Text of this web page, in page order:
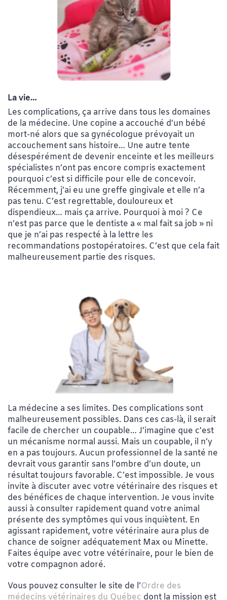
La vie…
Les complications, ça arrive dans tous les domaines
de la médecine. Une copine a accouché d’un bébé
mort-né alors que sa gynécologue prévoyait un
accouchement sans histoire… Une autre tente
désespérément de devenir enceinte et les meilleurs
spécialistes n’ont pas encore compris exactement
pourquoi c’est si difficile pour elle de concevoir.
Récemment, j’ai eu une greffe gingivale et elle n’a
pas tenu. C’est regrettable, douloureux et
dispendieux… mais ça arrive. Pourquoi à moi ? Ce
n’est pas parce que le dentiste a « mal fait sa job » ni
que je n’ai pas respecté à la lettre les
recommandations postopératoires. C’est que cela fait
malheureusement partie des risques.
La médecine a ses limites. Des complications sont
malheureusement possibles. Dans ces cas-là, il serait
facile de chercher un coupable… J’imagine que c’est
un mécanisme normal aussi. Mais un coupable, il n’y
en a pas toujours. Aucun professionnel de la santé ne
devrait vous garantir sans l’ombre d’un doute, un
résultat toujours favorable. C’est impossible. Je vous
invite à discuter avec votre vétérinaire des risques et
des bénéfices de chaque intervention. Je vous invite
aussi à consulter rapidement quand votre animal
présente des symptômes qui vous inquiètent. En
agissant rapidement, votre vétérinaire aura plus de
chance de soigner adéquatement Max ou Minette.
Faites équipe avec votre vétérinaire, pour le bien de
votre compagnon adoré.
Vous pouvez consulter le site de l’Ordre des
médecins vétérinaires du Québec dont la mission est